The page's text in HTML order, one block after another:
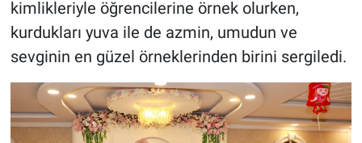
kimlikleriyle öğrencilerine örnek olurken,
kurdukları yuva ile de azmin, umudun ve
sevginin en güzel örneklerinden birini sergiledi.